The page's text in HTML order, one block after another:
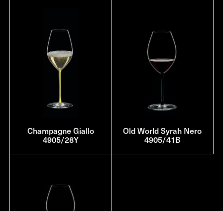
Champagne Giallo
4905/28Y
Old World Syrah Nero
4905/41B